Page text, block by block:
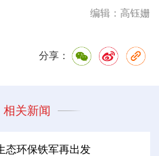
编辑：高钰姗
分享：
相关新闻
态环保铁军再出发